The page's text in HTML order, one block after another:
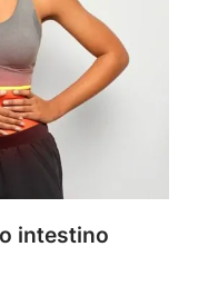
intestino